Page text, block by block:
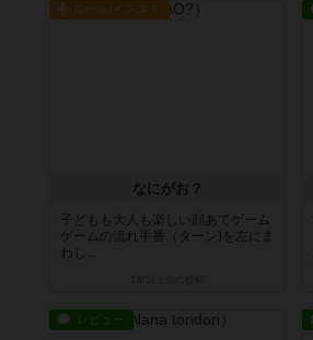
ルール/インスト
なにがお？
子どもも大人も楽しい顔あてゲーム
ゲームの流れ手番（ターン)を左にま
わし...
レビュー